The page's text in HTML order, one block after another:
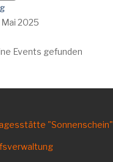
2025
Events gefunden
"Sonnenschein"